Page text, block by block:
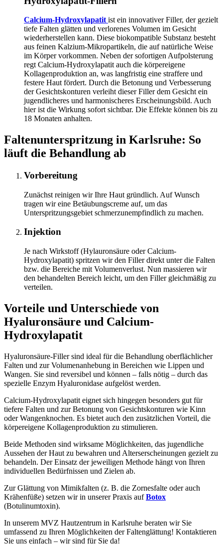
Calcium-Hydroxylapatit ist ein innovativer Filler, der gezielt
tiefe Falten glätten und verlorenes Volumen im Gesicht
wiederherstellen kann. Diese biokompatible Substanz besteht
aus feinen Kalzium-Mikropartikeln, die auf natürliche Weise
im Körper vorkommen. Neben der sofortigen Aufpolsterung
regt Calcium-Hydroxylapatit auch die körpereigene
Kollagenproduktion an, was langfristig eine straffere und
festere Haut fördert. Durch die Betonung und Verbesserung
der Gesichtskonturen verleiht dieser Filler dem Gesicht ein
jugendlicheres und harmonischeres Erscheinungsbild. Auch
hier ist die Wirkung sofort sichtbar. Die Effekte können bis zu
18 Monaten anhalten.
Faltenunterspritzung in Karlsruhe: So
läuft die Behandlung ab
Vorbereitung
Zunächst reinigen wir Ihre Haut gründlich. Auf Wunsch
tragen wir eine Betäubungscreme auf, um das
Unterspritzungsgebiet schmerzunempfindlich zu machen.
Injektion
Je nach Wirkstoff (Hylauronsäure oder Calcium-
Hydroxylapatit) spritzen wir den Filler direkt unter die Falten
bzw. die Bereiche mit Volumenverlust. Nun massieren wir
den behandelten Bereich leicht, um den Filler gleichmäßig zu
verteilen.
Vorteile und Unterschiede von
Hyaluronsäure und Calcium-
Hydroxylapatit
Hyaluronsäure-Filler sind ideal für die Behandlung oberflächlicher
Falten und zur Volumenanhebung in Bereichen wie Lippen und
Wangen. Sie sind reversibel und können – falls nötig – durch das
spezielle Enzym Hyaluronidase aufgelöst werden.
Calcium-Hydroxylapatit eignet sich hingegen besonders gut für
tiefere Falten und zur Betonung von Gesichtskonturen wie Kinn
oder Wangenknochen. Es bietet auch den zusätzlichen Vorteil, die
körpereigene Kollagenproduktion zu stimulieren.
Beide Methoden sind wirksame Möglichkeiten, das jugendliche
Aussehen der Haut zu bewahren und Alterserscheinungen gezielt zu
behandeln. Der Einsatz der jeweiligen Methode hängt von Ihren
individuellen Bedürfnissen und Zielen ab.
Zur Glättung von Mimikfalten (z. B. die Zornesfalte oder auch
Krähenfüße) setzen wir in unserer Praxis aufBotox
(Botulinumtoxin).
In unserem MVZ Hautzentrum in Karlsruhe beraten wir Sie
umfassend zu Ihren Möglichkeiten der Faltenglättung! Kontaktieren
Sie uns einfach – wir sind für Sie da!